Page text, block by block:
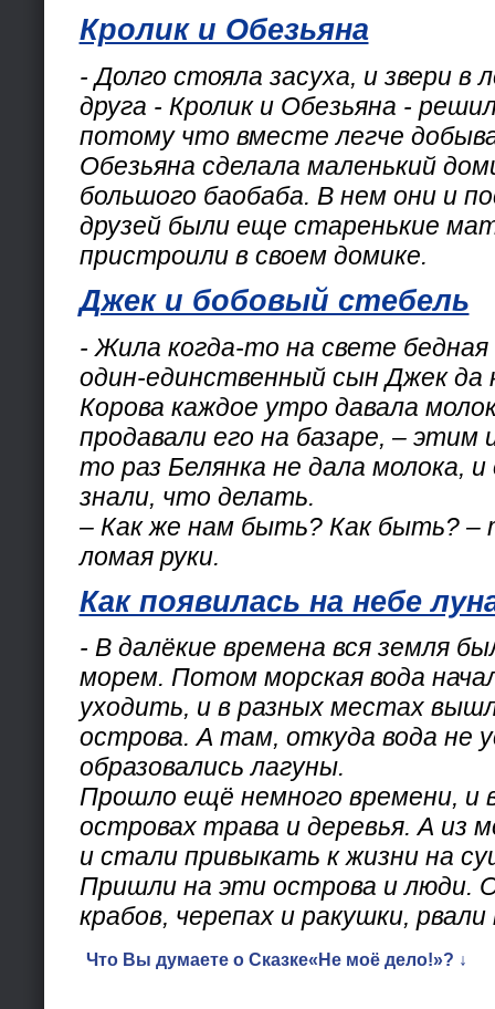
Кролик и Обезьяна
- Долго стояла засуха, и звери в
друга - Кролик и Обезьяна -
потому что вместе легче
Обезьяна сделала маленький
большого баобаба. В нем они и
друзей были еще старенькие
пристроили в своем домике.
Джек и бобовый стебель
- Жила когда-то на свете бедная
один-единственный сын Джек да
Корова каждое утро давала
продавали его на базаре, – этим
то раз Белянка не дала молока,
знали, что делать.
– Как же нам быть? Как быть? –
ломая руки.
Как появилась на небе
- В далёкие времена вся земля
морем. Потом морская вода
уходить, и в разных местах
острова. А там, откуда вода не
образовались лагуны.
Прошло ещё немного времени, и
островах трава и деревья. А из
и стали привыкать к жизни на
Пришли на эти острова и люди.
крабов, черепах и ракушки,
Что Вы думаете о Сказке«Не моё дело!»? ↓